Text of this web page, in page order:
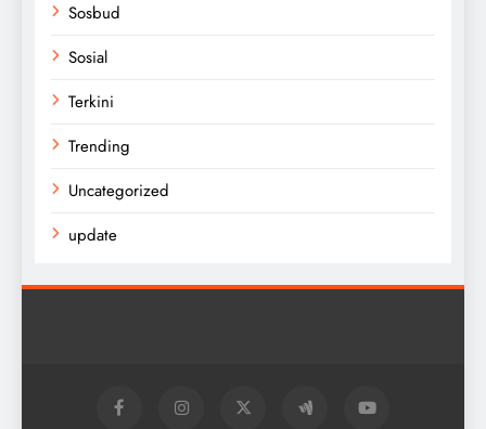
Sosbud
Sosial
Terkini
Trending
Uncategorized
update